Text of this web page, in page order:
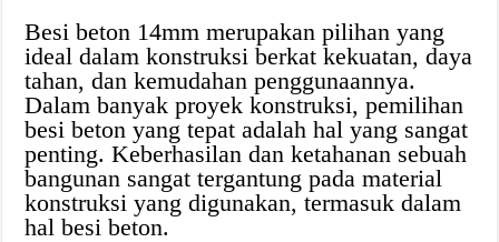
Besi beton 14mm merupakan pilihan yang
ideal dalam konstruksi berkat kekuatan, daya
tahan, dan kemudahan penggunaannya.
Dalam banyak proyek konstruksi, pemilihan
besi beton yang tepat adalah hal yang sangat
penting. Keberhasilan dan ketahanan sebuah
bangunan sangat tergantung pada material
konstruksi yang digunakan, termasuk dalam
hal besi beton.